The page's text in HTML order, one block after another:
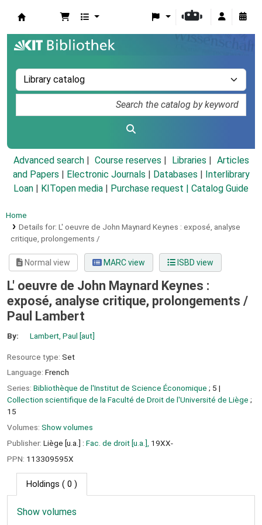
Advanced search Course reserves Libraries
Articles
and Papers
Electronic Journals Databases
Interlibrary
Loan
KITopen media Purchase request | Catalog Guide
Home
Details for: L' oeuvre de John Maynard Keynes : exposé, analyse
critique, prolongements /
Normal view MARC view ISBD view
L' oeuvre de John Maynard Keynes :
exposé, analyse critique, prolongements /
Paul Lambert
By: Lambert, Paul [aut]
Resource type: Set
Language: French
Series: Bibliothèque de l'Institut de Science Économique ; 5 |
Collection scientifique de la Faculté de Droit de l'Université de Liège ;
15
Volumes: Show volumes
Publisher: Liège [u.a.] : Fac. de droit [u.a.], 19XX-
PPN: 113309595X
Holdings ( 0 )
Show volumes